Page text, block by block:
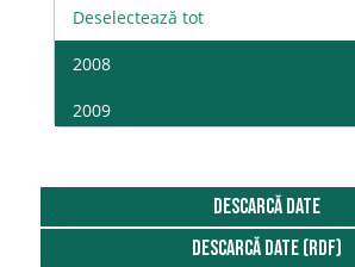
Deselectează tot
2008
2009
DESCARCĂ DATE
DESCARCĂ DATE (RDF)